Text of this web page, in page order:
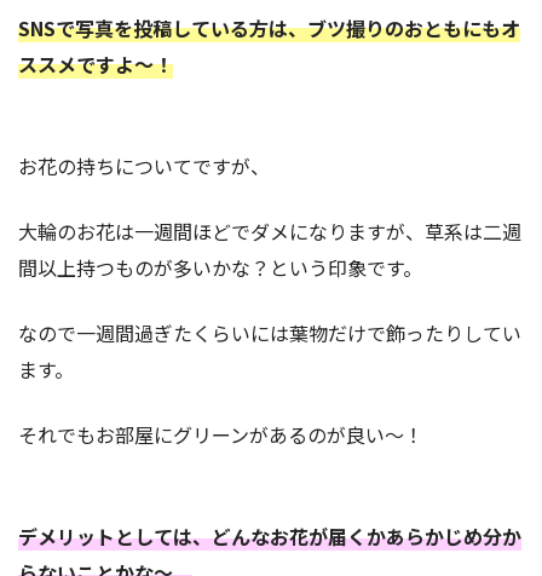
SNSで写真を投稿している方は、ブツ撮りのおともにもオ
ススメですよ〜！
お花の持ちについてですが、
大輪のお花は一週間ほどでダメになりますが、草系は二週
間以上持つものが多いかな？という印象です。
なので一週間過ぎたくらいには葉物だけで飾ったりしてい
ます。
それでもお部屋にグリーンがあるのが良い〜！
デメリットとしては、どんなお花が届くかあらかじめ分か